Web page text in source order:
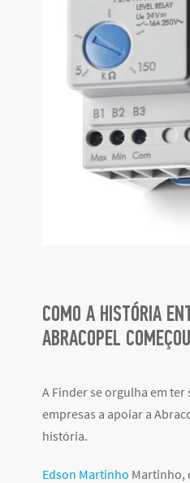
COMO A HISTÓRIA
ABRACOPEL COMEÇOU
A Finder se orgulha em
empresas a apoiar a
história.
Edson Martinho Martinho,